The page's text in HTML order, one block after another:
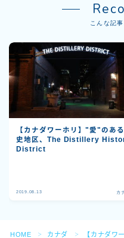
こんな記
【カナダワーホリ】"愛"のあ
史地区、The Distillery
District
2019.08.13 カ
HOME ＞ カナダ ＞ 【カナダワ